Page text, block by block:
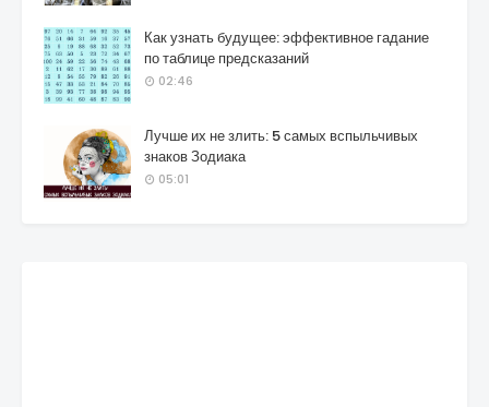
Как узнать будущее: эффективное гадание
по таблице предсказаний
02:46
Лучше их не злить: 5 самых вспыльчивых
знаков Зодиака
05:01